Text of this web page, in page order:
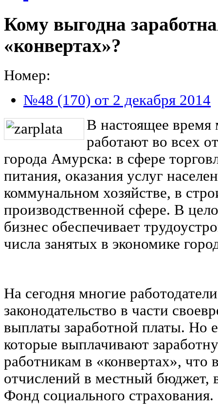
Кому выгодна
«конвертах»?
Номер:
№48 (170) от 2 декабря 2014
В настоящее время
работают во всех
города Амурска: в сфере
питания, оказания услуг
коммунальном хозяйстве, в
производственной сфере. В
бизнес обеспечивает
числа занятых в экономике
На сегодня многие
законодательство в части
выплаты заработной платы. Но
которые выплачивают
работникам в «конвертах»,
отчислений в местный
Фонд социального страхования.